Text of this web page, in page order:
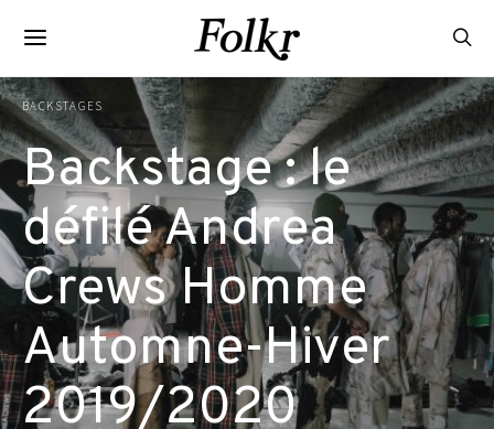
BACKSTAGES
Backstage : le
défilé Andrea
Crews Homme
Automne-Hiver
2019/2020